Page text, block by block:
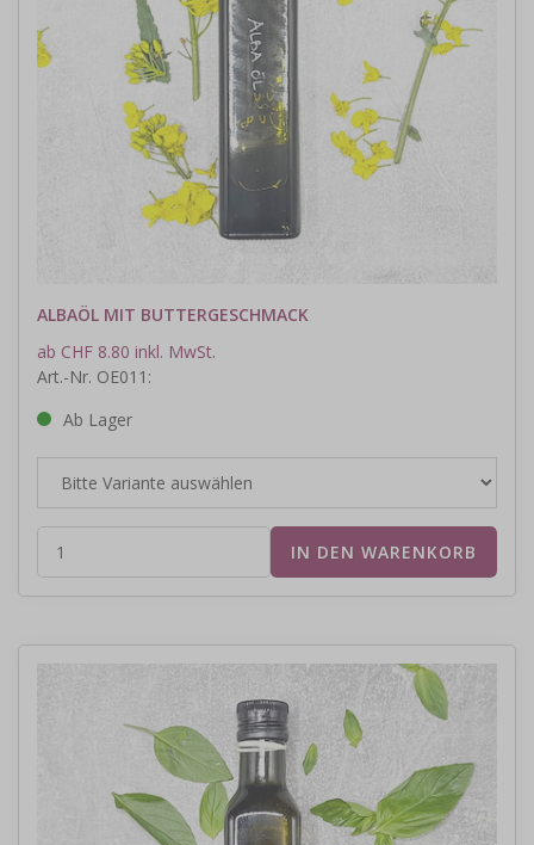
ALBAÖL MIT BUTTERGESCHMACK
ab CHF 8.80 inkl. MwSt.
Art.-Nr. OE011:
Ab Lager